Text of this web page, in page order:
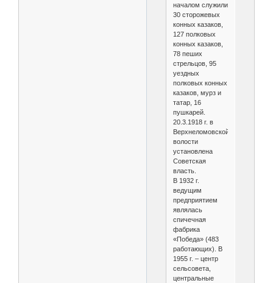
началом служили
30 сторожевых
конных казаков,
127 полковых
конных казаков,
78 пеших
стрельцов, 95
уездных
полковых конных
казаков, мурз и
татар, 16
пушкарей.
20.3.1918 г. в
Верхнеломовской
волости
установлена
Советская
власть.
В 1932 г.
ведущим
предприятием
являлась
спичечная
фабрика
«Победа» (483
работающих). В
1955 г. – центр
сельсовета,
центральные